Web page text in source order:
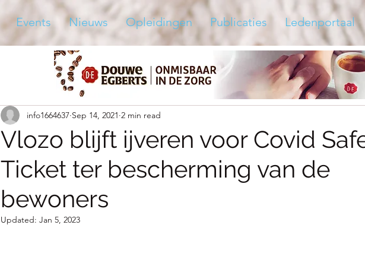
Events Nieuws Opleidingen Publicaties Ledenportaal
Vlozo blijft ijveren voor Covid
Ticket ter bescherming van de
bewoners
info1664637 Sep 14, 2021 2 min read
Updated: Jan 5, 2023